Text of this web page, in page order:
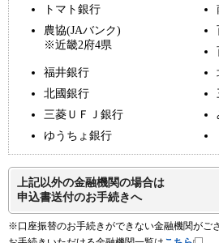
トマト銀行
農協(JAバンク)
※近畿2府4県
福井銀行
北國銀行
三菱ＵＦＪ銀行
ゆうちょ銀行
上記以外の金融機関の場合は
申込書送付のお手続きへ
※口座振替のお手続きができない金融機関がご